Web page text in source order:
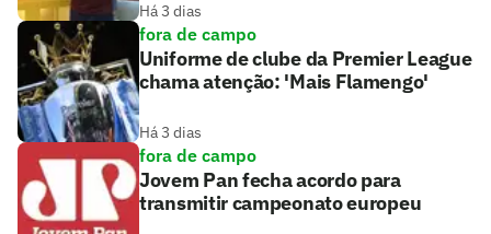
Há 3 dias
fora de campo
Uniforme de clube da Premier League
chama atenção: 'Mais Flamengo'
Há 3 dias
fora de campo
Jovem Pan fecha acordo para
transmitir campeonato europeu